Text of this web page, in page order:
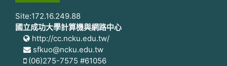
Site:172.16.249.88
國立成功大學計算機與網路中心
http://cc.ncku.edu.tw/
sfkuo@ncku.edu.tw
(06)275-7575 #61056